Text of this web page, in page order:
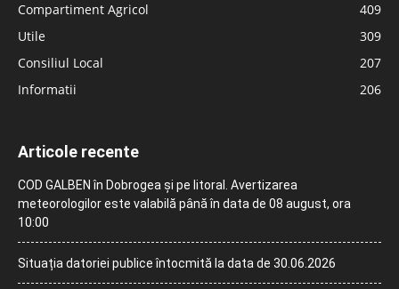
Compartiment Agricol
409
Utile
309
Consiliul Local
207
Informatii
206
Articole recente
COD GALBEN în Dobrogea și pe litoral. Avertizarea
meteorologilor este valabilă până în data de 08 august, ora
10:00
Situația datoriei publice întocmită la data de 30.06.2026